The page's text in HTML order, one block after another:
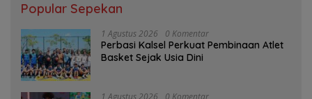
Popular Sepekan
1 Agustus 2026 0 Komentar
Perbasi Kalsel Perkuat Pembinaan Atlet
Basket Sejak Usia Dini